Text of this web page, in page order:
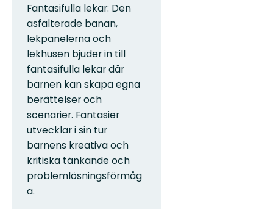
Fantasifulla lekar: Den
asfalterade banan,
lekpanelerna och
lekhusen bjuder in till
fantasifulla lekar där
barnen kan skapa egna
berättelser och
scenarier. Fantasier
utvecklar i sin tur
barnens kreativa och
kritiska tänkande och
problemlösningsförmåg
a.